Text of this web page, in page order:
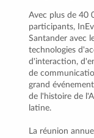
Avec plus de 40
participants,
Santander avec
technologies
d'interaction,
de
grand
de l'histoire de
latine.
La réunion